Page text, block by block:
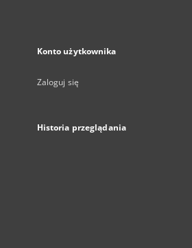
Konto użytkownika
Zaloguj się
Historia przeglądania